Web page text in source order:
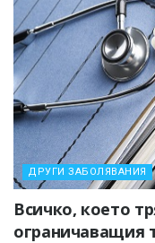
ДРУГИ ЗАБОЛЯВАНИЯ
Всичко, което
ограничаващия